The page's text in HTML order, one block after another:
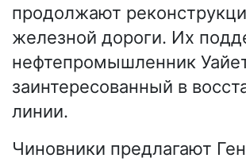
продолжают
железной дороги. Их
нефтепромышленник
заинтересованный в
линии.
Чиновники предлагают